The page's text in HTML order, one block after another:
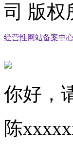
司 版权
经营性网站备案中
你好，
陈